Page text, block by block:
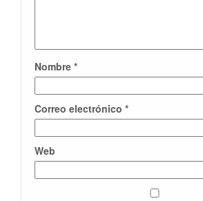
Nombre *
Correo electrónico *
Web